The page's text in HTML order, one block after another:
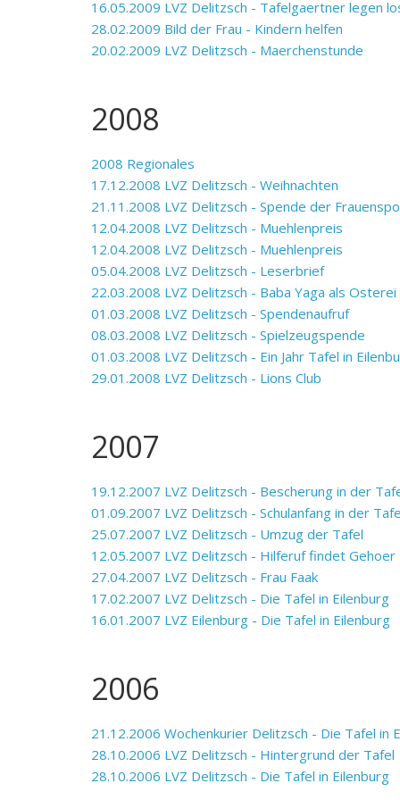
16.05.2009 LVZ Delitzsch - Tafelgaertner legen
28.02.2009 Bild der Frau - Kindern helfen
20.02.2009 LVZ Delitzsch - Maerchenstunde
2008
2008 Regionales
17.12.2008 LVZ Delitzsch - Weihnachten
21.11.2008 LVZ Delitzsch - Spende der
12.04.2008 LVZ Delitzsch - Muehlenpreis
12.04.2008 LVZ Delitzsch - Muehlenpreis
05.04.2008 LVZ Delitzsch - Leserbrief
22.03.2008 LVZ Delitzsch - Baba Yaga als Osterei
01.03.2008 LVZ Delitzsch - Spendenaufruf
08.03.2008 LVZ Delitzsch - Spielzeugspende
01.03.2008 LVZ Delitzsch - Ein Jahr Tafel in
29.01.2008 LVZ Delitzsch - Lions Club
2007
19.12.2007 LVZ Delitzsch - Bescherung in der
01.09.2007 LVZ Delitzsch - Schulanfang in der
25.07.2007 LVZ Delitzsch - Umzug der Tafel
12.05.2007 LVZ Delitzsch - Hilferuf findet Gehoer
27.04.2007 LVZ Delitzsch - Frau Faak
17.02.2007 LVZ Delitzsch - Die Tafel in Eilenburg
16.01.2007 LVZ Eilenburg - Die Tafel in Eilenburg
2006
21.12.2006 Wochenkurier Delitzsch - Die Tafel in
28.10.2006 LVZ Delitzsch - Hintergrund der Tafel
28.10.2006 LVZ Delitzsch - Die Tafel in Eilenburg